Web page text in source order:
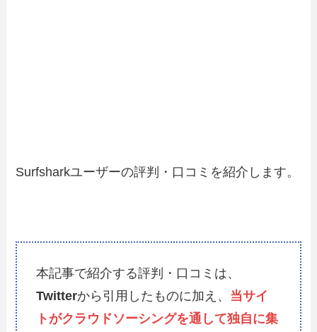
Surfsharkユーザーの評判・口コミを紹介します。
本記事で紹介する評判・口コミは、
Twitterから引用したものに加え、 当サイ
トがクラウドソーシングを通して独自に集